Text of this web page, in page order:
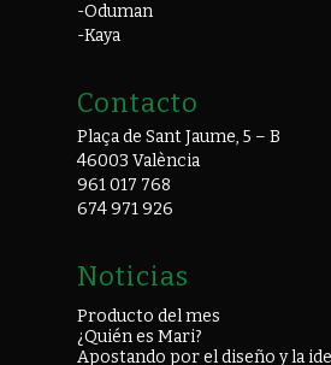
-Oduman
-Kaya
Contacto
Plaça de Sant Jaume, 5 – B
46003 València
961 017 768
674 971 926
Noticias
Producto del mes
¿Quién es Mari?
Apostando por el diseño y la